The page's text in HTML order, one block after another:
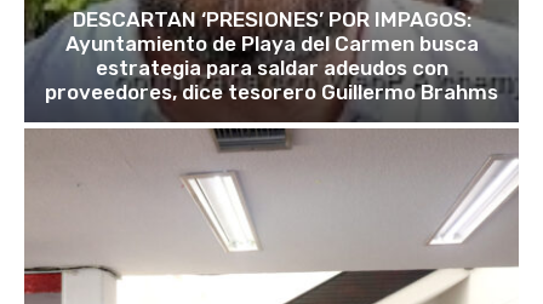
DESCARTAN ‘PRESIONES’ POR IMPAGOS:
Ayuntamiento de Playa del Carmen busca
estrategia para saldar adeudos con
proveedores, dice tesorero Guillermo Brahms